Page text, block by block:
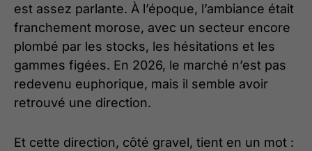
est assez parlante. À l’époque, l’ambiance était
franchement morose, avec un secteur encore
plombé par les stocks, les hésitations et les
gammes figées. En 2026, le marché n’est pas
redevenu euphorique, mais il semble avoir
retrouvé une direction.
Et cette direction, côté gravel, tient en un mot :